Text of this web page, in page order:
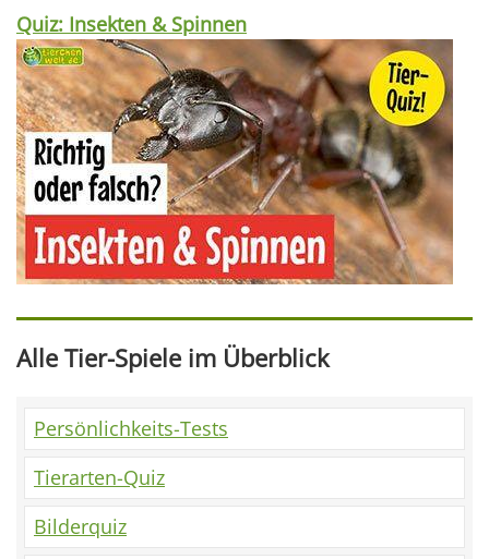
Quiz: Insekten & Spinnen
Alle Tier-Spiele im Überblick
Persönlichkeits-Tests
Tierarten-Quiz
Bilderquiz